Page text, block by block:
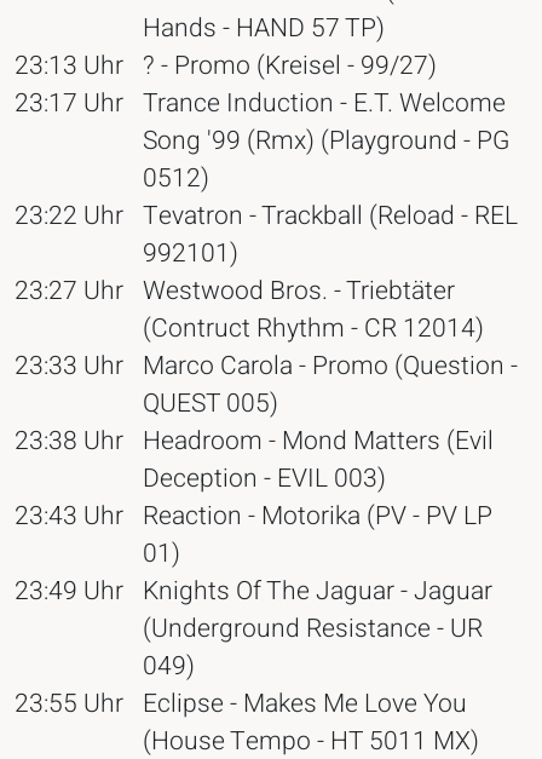
Hands - HAND 57 TP)
23:13 Uhr ? - Promo (Kreisel - 99/27)
23:17 Uhr Trance Induction - E.T. Welcome
Song '99 (Rmx) (Playground - PG
0512)
23:22 Uhr Tevatron - Trackball (Reload - REL
992101)
23:27 Uhr Westwood Bros. - Triebtäter
(Contruct Rhythm - CR 12014)
23:33 Uhr Marco Carola - Promo (Question -
QUEST 005)
23:38 Uhr Headroom - Mond Matters (Evil
Deception - EVIL 003)
23:43 Uhr Reaction - Motorika (PV - PV LP
01)
23:49 Uhr Knights Of The Jaguar - Jaguar
(Underground Resistance - UR
049)
23:55 Uhr Eclipse - Makes Me Love You
(House Tempo - HT 5011 MX)